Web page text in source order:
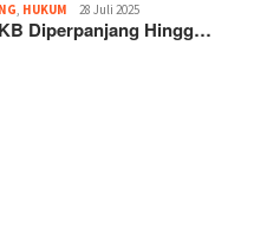
, HUKUM 28 Juli 2025
Diperpanjang Hingg…